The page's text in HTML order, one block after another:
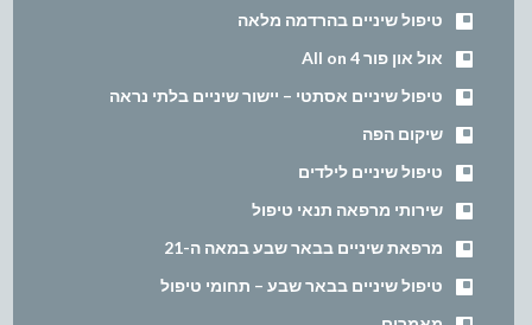
טיפול שיניים בהרדמה מלאה
אול און פור All on 4
טיפול שיניים אסתטי – יישור שיניים בלתי נראה
שיקום הפה
טיפול שיניים לילדים
שירותי מרפאה תנאי טיפול
מרפאת שיניים בבאר שבע במאה ה-21
טיפול שיניים בבאר שבע – תחומי טיפול